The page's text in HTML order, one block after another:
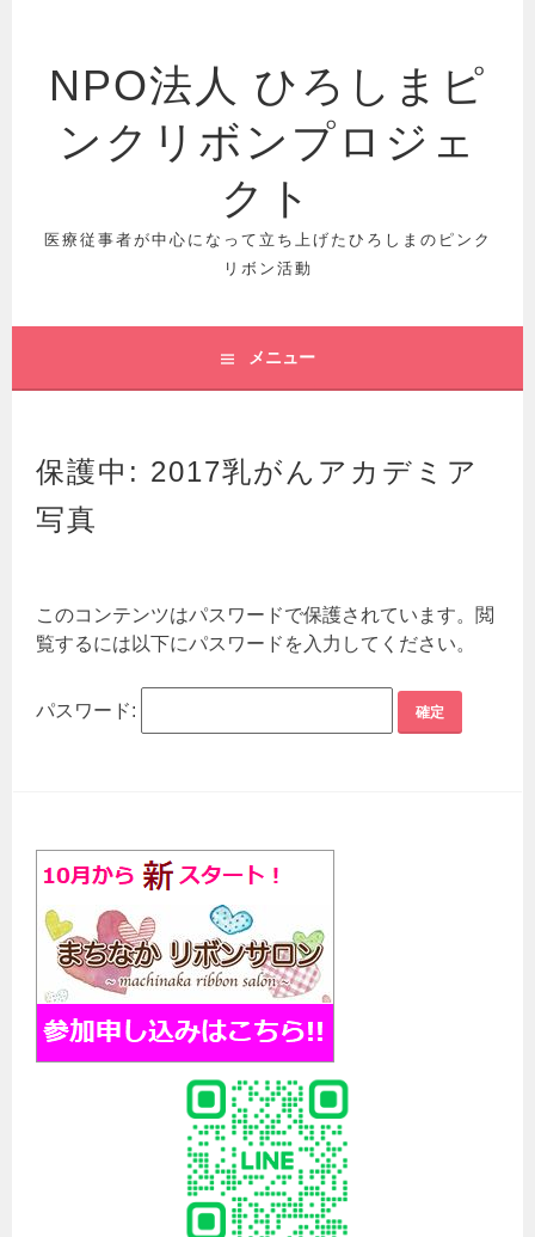
NPO法人 ひろしまピ
ンクリボンプロジェ
クト
医療従事者が中心になって立ち上げたひろしまのピンク
リボン活動
メニュー
保護中: 2017乳がんアカデミア
写真
このコンテンツはパスワードで保護されています。閲
覧するには以下にパスワードを入力してください。
パスワード: